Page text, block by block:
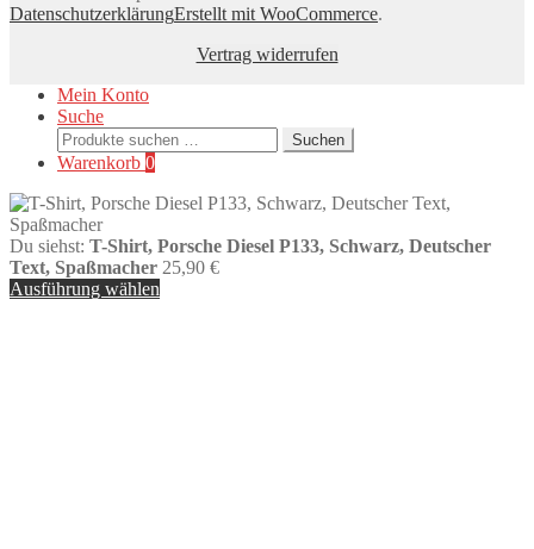
DatenschutzerklärungErstellt mit WooCommerce.
Vertrag widerrufen
Mein Konto
Suche
Suchen
nach:
Suchen
Warenkorb 0
Du siehst: T-Shirt, Porsche Diesel P133, Schwarz, Deutscher
Text, Spaßmacher 25,90 €
Ausführung wählen